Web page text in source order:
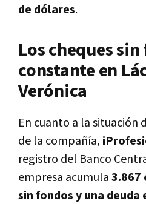
de dólares.
Los cheques
constante en
Verónica
En cuanto a la situación
de la compañía,
registro del Banco
empresa acumula3.867
sin fondos y una